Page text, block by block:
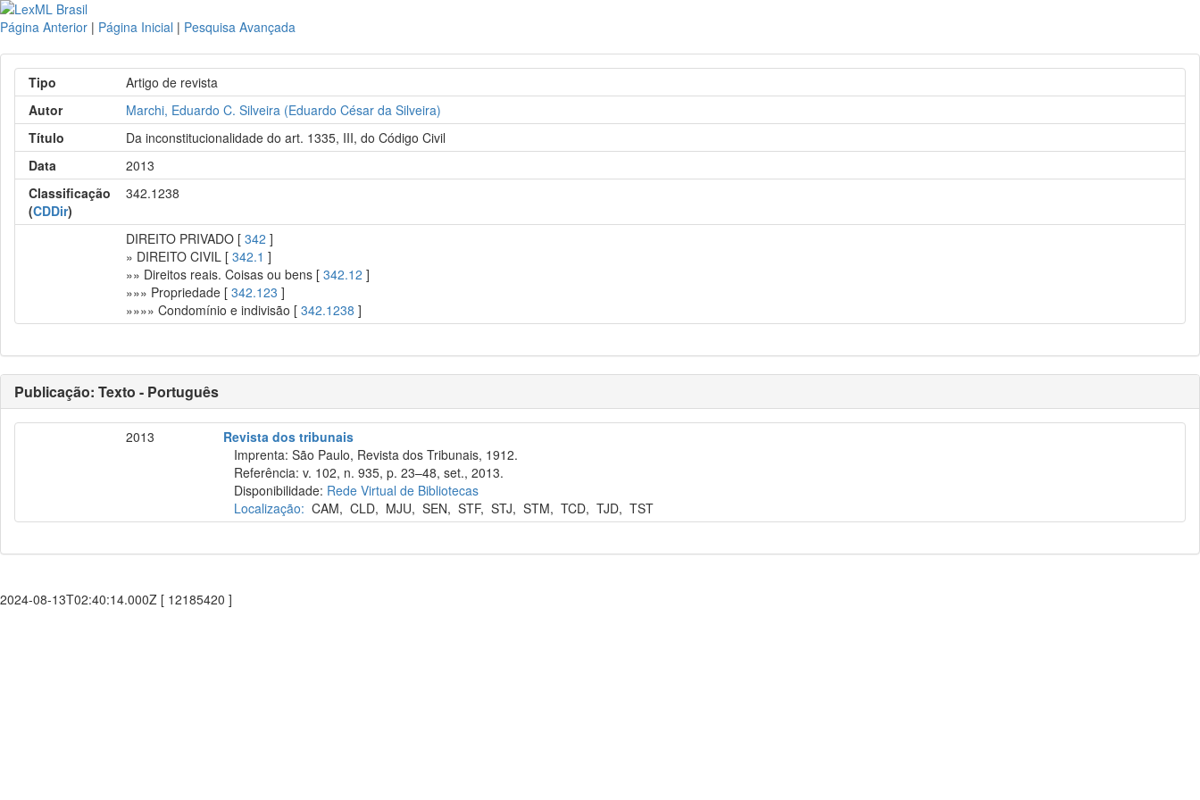
Página Anterior | Página Inicial | Pesquisa Avançada
Tipo
Artigo de revista
Autor
Marchi, Eduardo C. Silveira (Eduardo César da Silveira)
Título
Da inconstitucionalidade do art. 1335, III, do Código Civil
Data
2013
Classificação
(CDDir)
342.1238
DIREITO PRIVADO [342 ]
» DIREITO CIVIL [342.1 ]
»» Direitos reais. Coisas ou bens [342.12 ]
»»» Propriedade [342.123 ]
»»»» Condomínio e indivisão [342.1238 ]
Publicação: Texto - Português
2013
Revista dos tribunais
Imprenta: São Paulo, Revista dos Tribunais, 1912.
Referência: v. 102, n. 935, p. 23–48, set., 2013.
Disponibilidade: Rede Virtual de Bibliotecas
Localização: CAM,CLD, MJU,SEN,STF,STJ,STM,TCD,TJD,TST
2024-08-13T02:40:14.000Z [ 12185420 ]